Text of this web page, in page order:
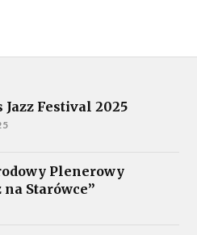
Jazz Festival 2025
Plenerowy
na Starówce”